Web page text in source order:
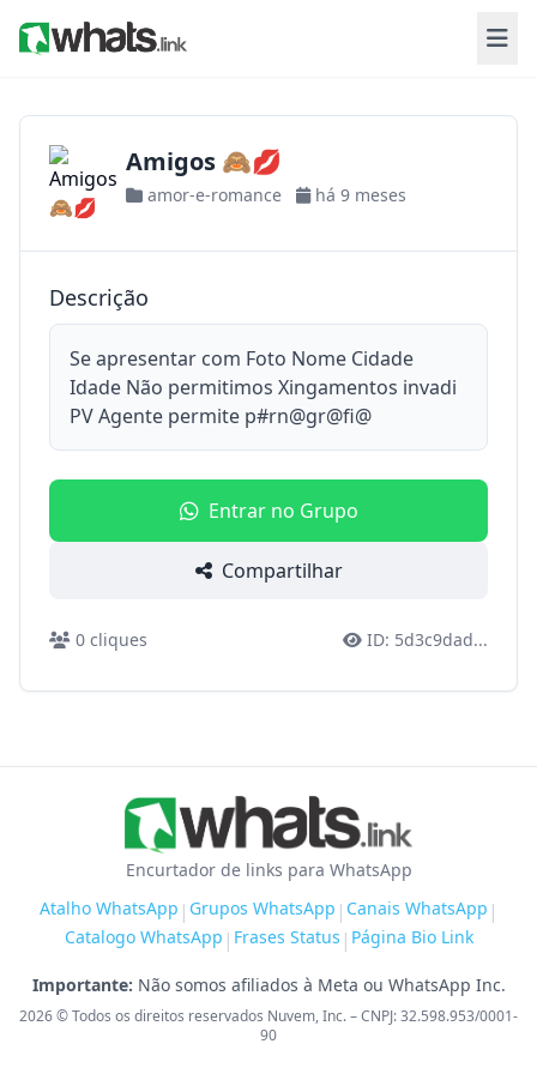
Amigos 🙈💋
amor-e-romance há 9 meses
Descrição
Se apresentar com Foto Nome Cidade
Idade Não permitimos Xingamentos invadi
PV Agente permite p#rn@gr@fi@
Entrar no Grupo
Compartilhar
0 cliques ID: 5d3c9dad...
Encurtador de links para WhatsApp
Atalho WhatsApp | Grupos WhatsApp | Canais WhatsApp |
Catalogo WhatsApp | Frases Status | Página Bio Link
Importante: Não somos afiliados à Meta ou WhatsApp Inc.
2026© Todos os direitos reservados Nuvem, Inc. – CNPJ: 32.598.953/0001-
90